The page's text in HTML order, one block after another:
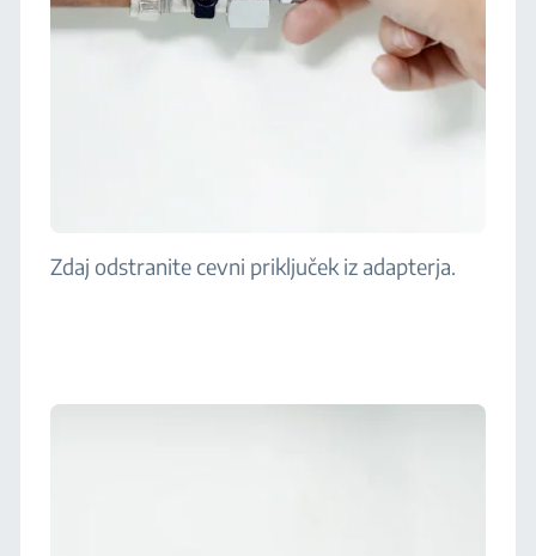
Zdaj odstranite cevni priključek iz adapterja.